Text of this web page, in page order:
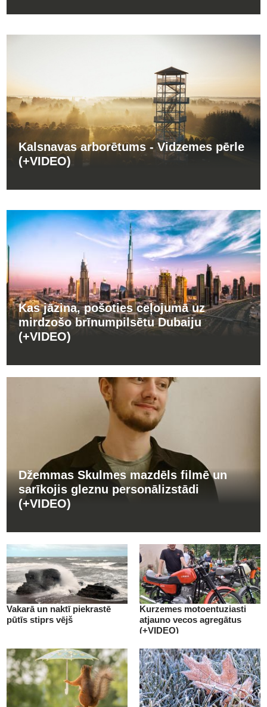
Kalsnavas arborētums - Vidzemes pērle
(+VIDEO)
Kas jāzina, pošoties ceļojumā uz
mirdzošo brīnumpilsētu Dubaiju
(+VIDEO)
Džemmas Skulmes mazdēls filmē un
sarīkojis gleznu personālizstādi
(+VIDEO)
Vakarā un naktī piekrastē
pūtīs stiprs vējš
Kurzemes motoentuziasti
atjauno vecos agregātus
(+VIDEO)